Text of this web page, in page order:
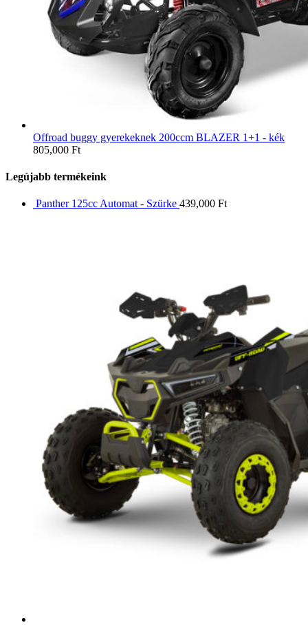
Offroad buggy gyerekeknek 200ccm BLAZER 1+1 - kék
805,000 Ft
Legújabb termékeink
Panther 125cc Automat - Szürke 439,000 Ft